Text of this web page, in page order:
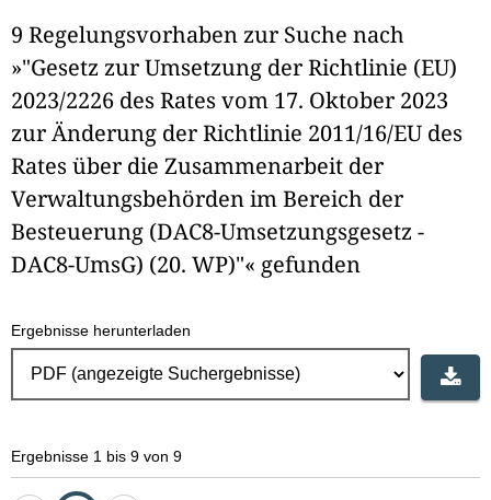
9 Regelungsvorhaben zur Suche nach
»"Gesetz zur Umsetzung der Richtlinie (EU)
2023/2226 des Rates vom 17. Oktober 2023
zur Änderung der Richtlinie 2011/16/EU des
Rates über die Zusammenarbeit der
Verwaltungsbehörden im Bereich der
Besteuerung (DAC8-Umsetzungsgesetz -
DAC8-UmsG) (20. WP)"« gefunden
Ergebnisse herunterladen
Ergebnisse 1 bis 9 von 9